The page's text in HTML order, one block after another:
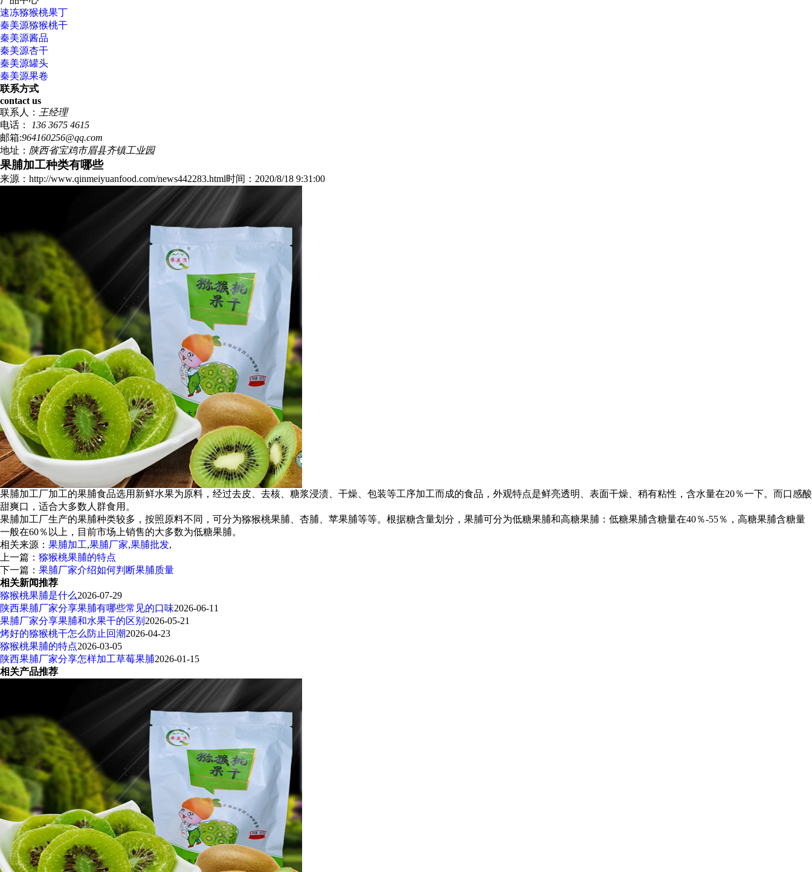
速冻猕猴桃果丁
秦美源猕猴桃干
秦美源酱品
秦美源杏干
秦美源罐头
秦美源果卷
联系方式
contact us
联系人： 王经理
电话：
136 3675 4615
邮箱:964160256@qq.com
地址： 陕西省宝鸡市眉县齐镇工业园
果脯加工种类有哪些
来源：http://www.qinmeiyuanfood.com/news442283.html时间：2020/8/18 9:31:00
果脯加工厂加工的果脯食品选用新鲜水果为原料，经过去皮、去核、糖浆浸渍、干燥、包装等工序加工而成的食品，外观特点是鲜亮透明、表面干燥、稍有粘性，含水量在20％一下。而口感酸
甜爽口，适合大多数人群食用。
果脯加工厂生产的果脯种类较多，按照原料不同，可分为猕猴桃果脯、杏脯、苹果脯等等。根据糖含量划分，果脯可分为低糖果脯和高糖果脯：低糖果脯含糖量在40％-55％，高糖果脯含糖量
一般在60％以上，目前市场上销售的大多数为低糖果脯。
相关来源： 果脯加工,果脯厂家,果脯批发,
上一篇： 猕猴桃果脯的特点
下一篇： 果脯厂家介绍如何判断果脯质量
相关新闻推荐
猕猴桃果脯是什么2026-07-29
陕西果脯厂家分享果脯有哪些常见的口味2026-06-11
果脯厂家分享果脯和水果干的区别 2026-05-21
烤好的猕猴桃干怎么防止回潮2026-04-23
猕猴桃果脯的特点2026-03-05
陕西果脯厂家分享怎样加工草莓果脯2026-01-15
相关产品推荐